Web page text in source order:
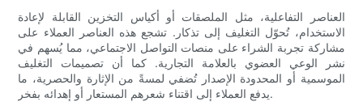
العناصر التفاعلية، مثل الملصقات أو أكياس التخزين القابلة لإعادة
الاستخدام، تُحوّل التغليف إلى تذكار. تشجع هذه العناصر العملاء على
مشاركة تجربة الشراء على منصات التواصل الاجتماعي، مما يُسهم في
نشر الوعي العضوي بالعلامة التجارية. كما أن تصميمات التغليف
الموسمية أو المحدودة الإصدار تُضفي لمسةً من الإثارة والحصرية، ما
يدفع العملاء إلى اقتناء شعرهم المستعار أو إهدائه بفخر.